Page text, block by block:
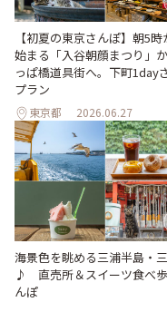
【初夏の東京さんぽ】朝5時
始まる「入谷朝顔まつり」
っぱ橋道具街へ。下町1day
プラン
東京都 2026.06.27
海景色を眺める三浦半島・
♪ 直売所＆スイーツ食べ
んぽ